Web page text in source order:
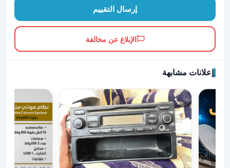
إرسال التقييم
الإبلاغ عن مخالفة
إعلانات مشابهة